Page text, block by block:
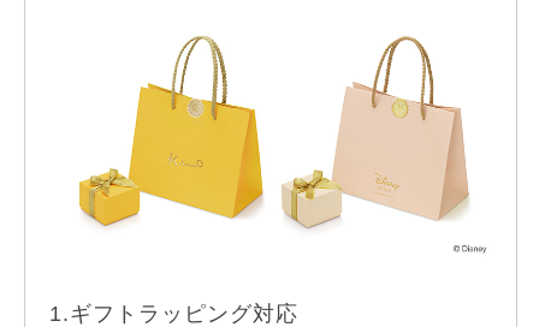
ケイウノのサービス
無料手打ち刻印サービス
※一部対象外
ギフトラッピング
1.ギフトラッピング対応